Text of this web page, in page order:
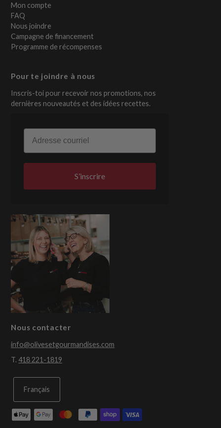
Mon compte
FAQ
Nous joindre
Campagne de financement
Programme de récompenses
Pour te joindre à nous
Inscris-toi pour recevoir nos promotions, nos
dernières nouveautés et des idées recettes.
Email
S’inscrire
Nous contacter
info@olivesetgourmandises.com
T.418 221-1819
Français